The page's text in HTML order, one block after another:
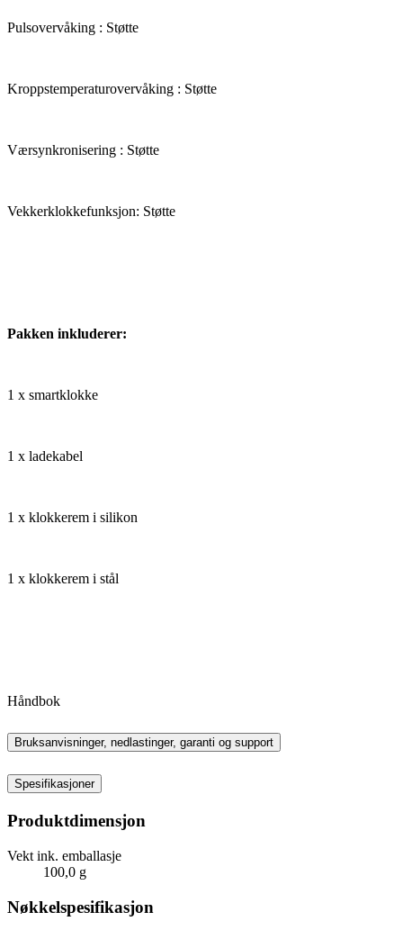
Pulsovervåking : Støtte
Kroppstemperaturovervåking : Støtte
Værsynkronisering : Støtte
Vekkerklokkefunksjon: Støtte
Pakken inkluderer:
1 x smartklokke
1 x ladekabel
1 x klokkerem i silikon
1 x klokkerem i stål
Håndbok
Bruksanvisninger, nedlastinger, garanti og support
Spesifikasjoner
Produktdimensjon
Vekt ink. emballasje
100,0 g
Nøkkelspesifikasjon